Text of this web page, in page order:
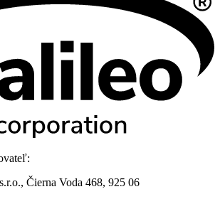
Čierna Voda 468, 925 06